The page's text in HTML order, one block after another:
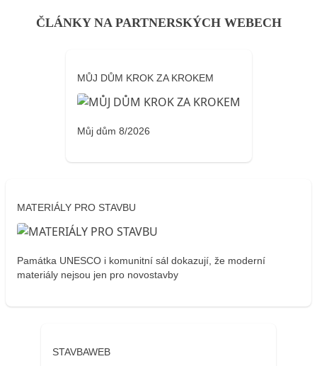
ČLÁNKY NA PARTNERSKÝCH WEBECH
MŮJ DŮM KROK ZA KROKEM
Můj dům 8/2026
MATERIÁLY PRO STAVBU
Památka UNESCO i komunitní sál dokazují, že moderní
materiály nejsou jen pro novostavby
STAVBAWEB